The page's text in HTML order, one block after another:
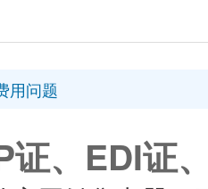
用问题
证、EDI证